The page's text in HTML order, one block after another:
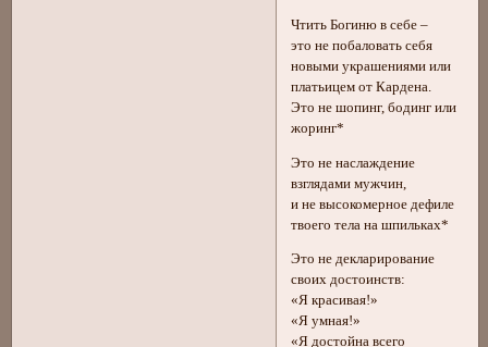
Чтить Богиню в себе –
это не побаловать себя
новыми украшениями или
платьицем от Кардена.
Это не шопинг, бодинг или
жоринг*
Это не наслаждение
взглядами мужчин,
и не высокомерное дефиле
твоего тела на шпильках*
Это не декларирование
своих достоинств:
«Я красивая!»
«Я умная!»
«Я достойна всего